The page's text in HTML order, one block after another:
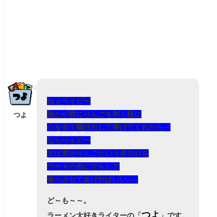
つよ
ねぇベイビー
誰かが君にりんごを剥く様に
心を全て曝け出して捧げてくれたら～
ならベイビー
次は君がりんごという名の心を
ウサギの形にでもして
食べさせてあげればいい～♪
ど～も～～。
ラーメン大好きライターの「つよ 」です。